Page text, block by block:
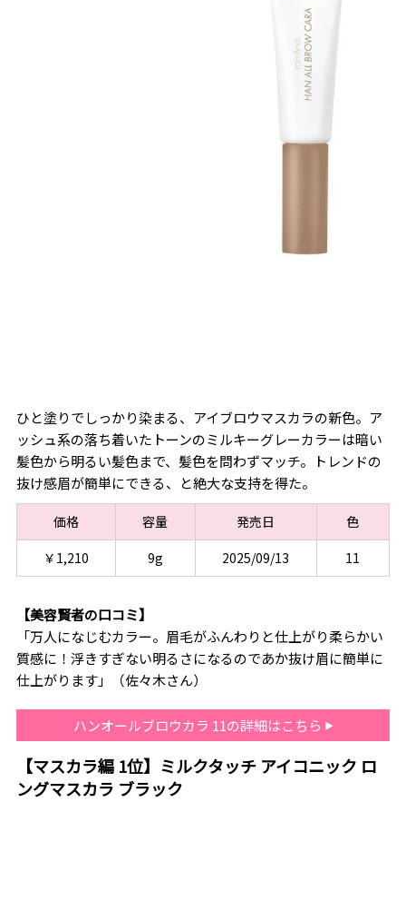
ひと塗りでしっかり染まる、アイブロウマスカラの新色。ア
ッシュ系の落ち着いたトーンのミルキーグレーカラーは暗い
髪色から明るい髪色まで、髪色を問わずマッチ。トレンドの
抜け感眉が簡単にできる、と絶大な支持を得た。
価格 容量 発売日
色
￥1,210
9g 2025/09/13 11
【美容賢者の口コミ】
「万人になじむカラー。眉毛がふんわりと仕上がり柔らかい
質感に！浮きすぎない明るさになるのであか抜け眉に簡単に
仕上がります」（佐々木さん）
ハンオールブロウカラ 11の詳細はこちら
【マスカラ編 1位】ミルクタッチ アイコニック ロ
ングマスカラ ブラック